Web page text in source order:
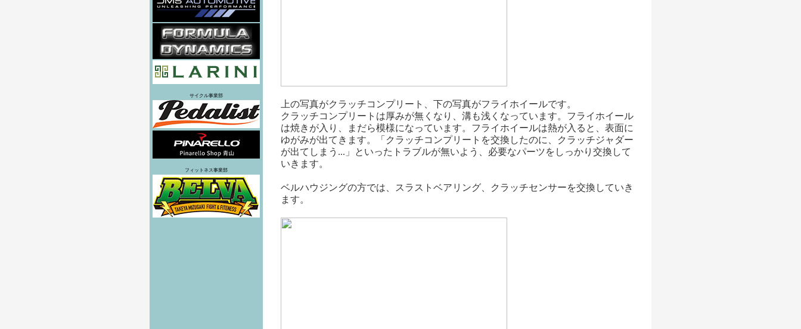
サイクル事業部
フィットネス事業部
上の写真がクラッチコンプリート、下の写真がフライホイールです。
クラッチコンプリートは厚みが無くなり、溝も浅くなっています。フライホイール
は焼きが入り、まだら模様になっています。フライホイールは熱が入ると、表面に
ゆがみが出てきます。「クラッチコンプリートを交換したのに、クラッチジャダー
が出てしまう...」といったトラブルが無いよう、必要なパーツをしっかり交換して
いきます。
ベルハウジングの方では、スラストベアリング、クラッチセンサーを交換していき
ます。